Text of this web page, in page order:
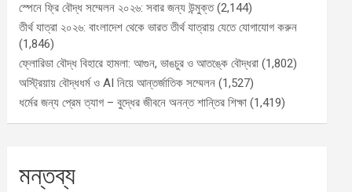
স্পেনে ফ্রি বৌদ্ধ সম্মেলন ২০২৬: সবার জন্য উন্মুক্ত (2,144)
তীর্থ যাত্রা ২০২৬: বাংলাদেশ থেকে ভারত তীর্থ যাত্রায় যেতে যোগাযোগ করুন
(1,846)
ফ্লোরিডা বৌদ্ধ বিহারে হামলা: আগুন, ভাঙচুর ও আতঙ্কে বৌদ্ধরা (1,802)
অস্ট্রিয়ায় বৌদ্ধধর্ম ও AI নিয়ে আন্তর্জাতিক সম্মেলন (1,527)
ধর্মের জন্য প্রেম ত্যাগ – বুদ্ধের জীবনে অনন্ত শান্তির শিক্ষা (1,419)
মন্তব্য